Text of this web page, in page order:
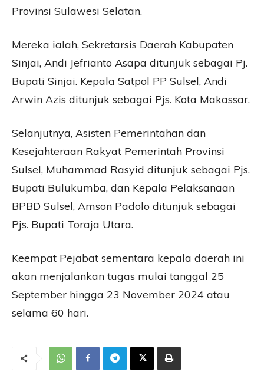
Provinsi Sulawesi Selatan.
Mereka ialah, Sekretarsis Daerah Kabupaten
Sinjai, Andi Jefrianto Asapa ditunjuk sebagai Pj.
Bupati Sinjai. Kepala Satpol PP Sulsel, Andi
Arwin Azis ditunjuk sebagai Pjs. Kota Makassar.
Selanjutnya, Asisten Pemerintahan dan
Kesejahteraan Rakyat Pemerintah Provinsi
Sulsel, Muhammad Rasyid ditunjuk sebagai Pjs.
Bupati Bulukumba, dan Kepala Pelaksanaan
BPBD Sulsel, Amson Padolo ditunjuk sebagai
Pjs. Bupati Toraja Utara.
Keempat Pejabat sementara kepala daerah ini
akan menjalankan tugas mulai tanggal 25
September hingga 23 November 2024 atau
selama 60 hari.